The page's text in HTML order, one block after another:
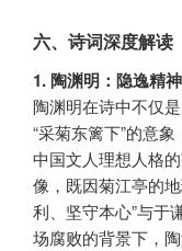
六、诗词深度解读
1. 陶渊明：隐逸精
陶渊明在诗中不仅
“采菊东篱下”的意
中国文人理想人格
像，既因菊江亭的
利、坚守本心”与于
场腐败的背景下，